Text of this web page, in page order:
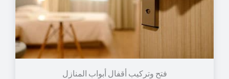
فتح وتركيب أقفال أبواب المنازل